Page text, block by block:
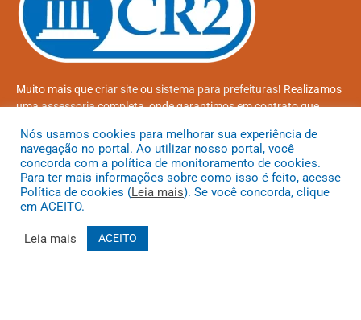
Muito mais quecriar siteou sistema para prefeituras! Realizamos
umaassessoriacompleta, onde garantimos em contrato que
atendidas.
Conheça oPNTPe oRadar da Transparência Pública
Todos os direitos reservados a Prefeitura Municipal de Coroatá
Nós usamos cookies para melhorar sua experiência de
navegação no portal. Ao utilizar nosso portal, você
concorda com a política de monitoramento de cookies.
Para ter mais informações sobre como isso é feito, acesse
Política de cookies (Leia mais). Se você concorda, clique
em ACEITO.
Leia mais ACEITO